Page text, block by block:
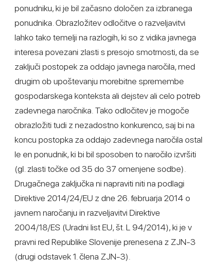
ponudniku, ki je bil začasno določen za izbranega
ponudnika. Obrazložitev odločitve o razveljavitvi
lahko tako temelji na razlogih, ki so z vidika javnega
interesa povezani zlasti s presojo smotrnosti, da se
zaključi postopek za oddajo javnega naročila, med
drugim ob upoštevanju morebitne spremembe
gospodarskega konteksta ali dejstev ali celo potreb
zadevnega naročnika. Tako odločitev je mogoče
obrazložiti tudi z nezadostno konkurenco, saj bi na
koncu postopka za oddajo zadevnega naročila ostal
le en ponudnik, ki bi bil sposoben to naročilo izvršiti
(gl. zlasti točke od 35 do 37 omenjene sodbe).
Drugačnega zaključka ni napraviti niti na podlagi
Direktive 2014/24/EU z dne 26. februarja 2014 o
javnem naročanju in razveljavitvi Direktive
2004/18/ES (Uradni list EU, št. L 94/2014), ki je v
pravni red Republike Slovenije prenesena z ZJN-3
(drugi odstavek 1. člena ZJN-3).